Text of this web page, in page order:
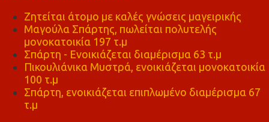
Ζητείται άτομο με καλές γνώσεις μαγειρικής
Μαγούλα Σπάρτης, πωλείται πολυτελής
μονοκατοικία 197 τ.μ
Σπάρτη - Ενοικιάζεται διαμέρισμα 63 τ.μ
Πικουλιάνικα Μυστρά, ενοικιάζεται μονοκατοικία
100 τ.μ
Σπάρτη, ενοικιάζεται επιπλωμένο διαμέρισμα 67
τ.μ